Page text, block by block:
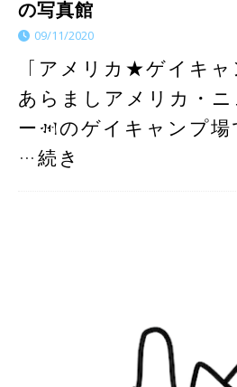
の写真館
09/11/2020
「アメリカ★ゲイキャ
あらましアメリカ・
ー州のゲイキャンプ場
…続き